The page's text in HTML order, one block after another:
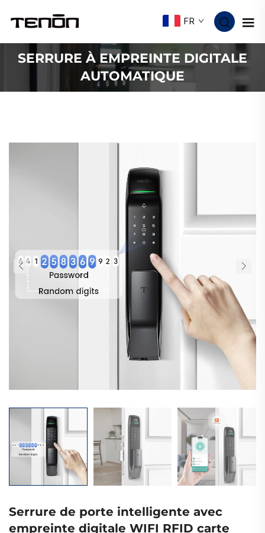
FR
SERRURE À EMPREINTE DIGITALE
AUTOMATIQUE
Serrure de porte intelligente avec
empreinte digitale WIFI RFID carte